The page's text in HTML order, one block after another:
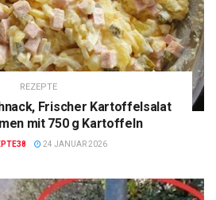
REZEPTE
Frischer Kartoffelsalat
mit 750 g Kartoffeln
24 JANUAR 2026